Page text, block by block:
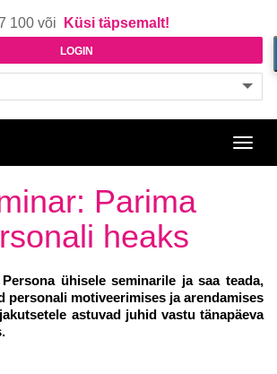
100 või Küsi täpsemalt!
LOGIN
Parima
heaks
ühisele seminarile ja saa teada,
personali motiveerimises ja arendamises
astuvad juhid vastu tänapäeva